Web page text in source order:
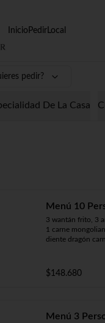
Inicio Pedir Local
pedir?
De La Casa
Menú 10
3 wantán frito, 3
1 carne
diente dragón
mongoliano, 1
arroz chaufán
$148.680
Menú 3